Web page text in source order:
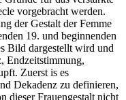
vorgebracht werden.
der Gestalt der Femme
19. und beginnenden
Bild dargestellt wird und
Endzeitstimmung,
Zuerst is es
Dekadenz zu definieren,
dieser Frauengestalt nicht